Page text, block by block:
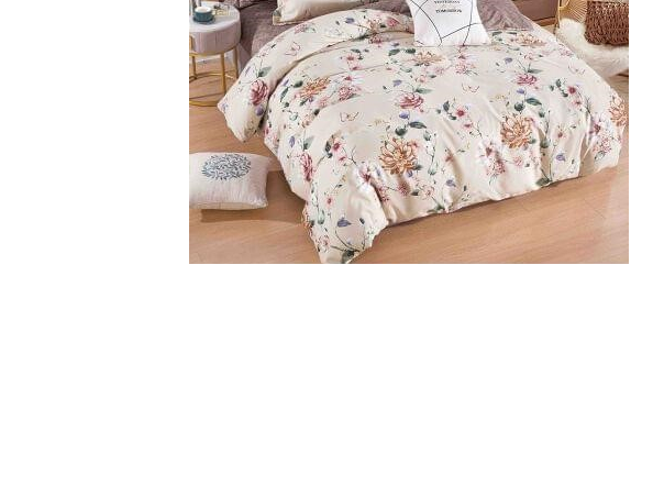
Lenjerii De Pat Creponate
Lenjerii De Pat Bumbac Poplin 2
Lenjerii De Pat Bumbac Poplin,
Lenjerii De Pat Bumbac Satinat 2
Lenjerii De Pat Volanase